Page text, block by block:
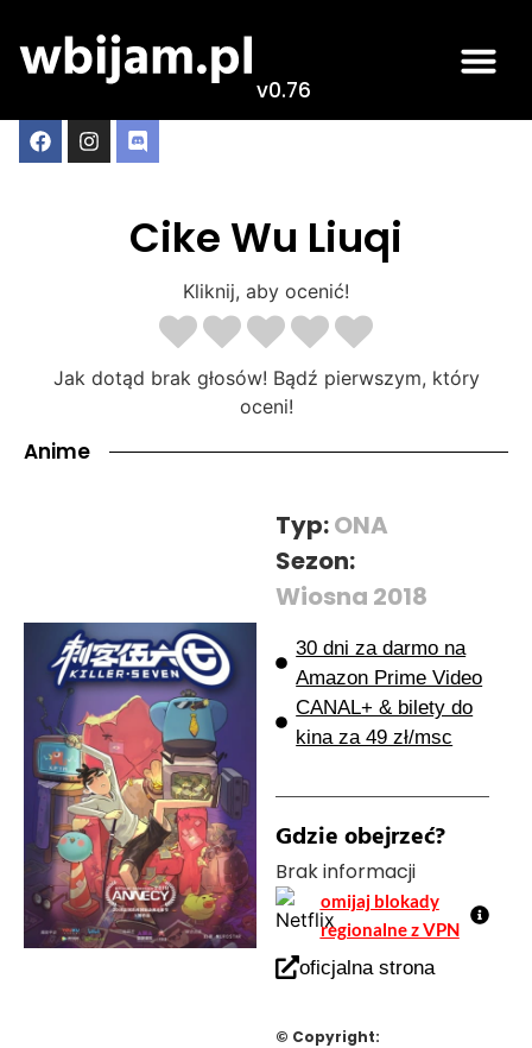
v0.76
Cike Wu Liuqi
Kliknij, aby ocenić!
Jak dotąd brak głosów! Bądź pierwszym, który
oceni!
Anime
Typ:ONA
Sezon:
Wiosna 2018
30 dni za darmo na
Amazon Prime Video
CANAL+ & bilety do
kina za 49 zł/msc
Gdzie obejrzeć?
Brak informacji
omijaj blokady
regionalne z VPN
oficjalna strona
© Copyright: